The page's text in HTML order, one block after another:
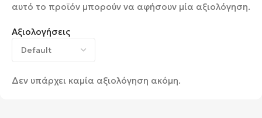
Αξιολογήσεις
Δεν υπάρχει καμία αξιολόγηση ακόμη.
αυτό το προϊόν μπορούν να αφήσουν μία αξιολόγηση.